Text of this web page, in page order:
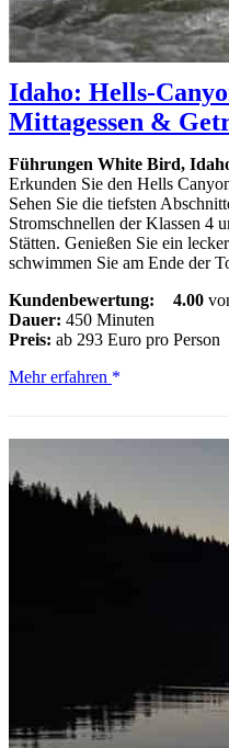
Idaho: Hells-
Mittagessen &
Führungen White Bird,
Erkunden Sie den Hells
Sehen Sie die tiefsten
Stromschnellen der Klassen 4
Stätten. Genießen Sie ein
schwimmen Sie am Ende der
Kundenbewertung:
4.00
Dauer: 450 Minuten
Preis: ab 293 Euro pro Person
Idaho:
Jetboot-
mit
Mittagessen
Mehr erfahren